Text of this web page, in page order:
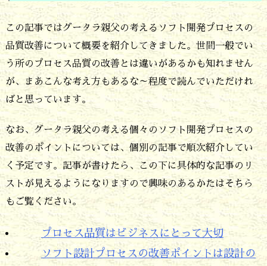
この記事ではグータラ親父の考えるソフト開発プロセスの
品質改善について概要を紹介してきました。世間一般でい
う所のプロセス品質の改善とは違いがあるかも知れません
が、まあこんな考え方もあるな～程度で読んでいただけれ
ばと思っています。
なお、グータラ親父の考える個々のソフト開発プロセスの
改善のポイントについては、個別の記事で順次紹介してい
く予定です。記事が書けたら、この下に具体的な記事のリ
ストが見えるようになりますので興味のあるかたはそちら
もご覧ください。
プロセス品質はビジネスにとって大切
ソフト設計プロセスの改善ポイントは設計の